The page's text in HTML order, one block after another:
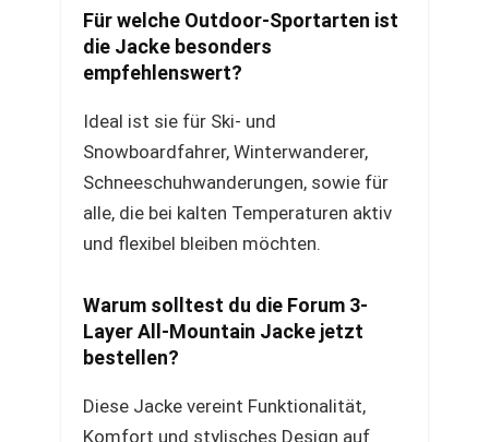
Für welche Outdoor-Sportarten ist
die Jacke besonders
empfehlenswert?
Ideal ist sie für Ski- und
Snowboardfahrer, Winterwanderer,
Schneeschuhwanderungen, sowie für
alle, die bei kalten Temperaturen aktiv
und flexibel bleiben möchten.
Warum solltest du die Forum 3-
Layer All-Mountain Jacke jetzt
bestellen?
Diese Jacke vereint Funktionalität,
Komfort und stylisches Design auf